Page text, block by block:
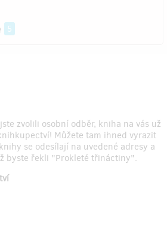
5
zvolili osobní odběr, kniha na vás už
Můžete tam ihned vyrazit
se odesílají na uvedené adresy a
byste řekli "Prokleté třináctiny".